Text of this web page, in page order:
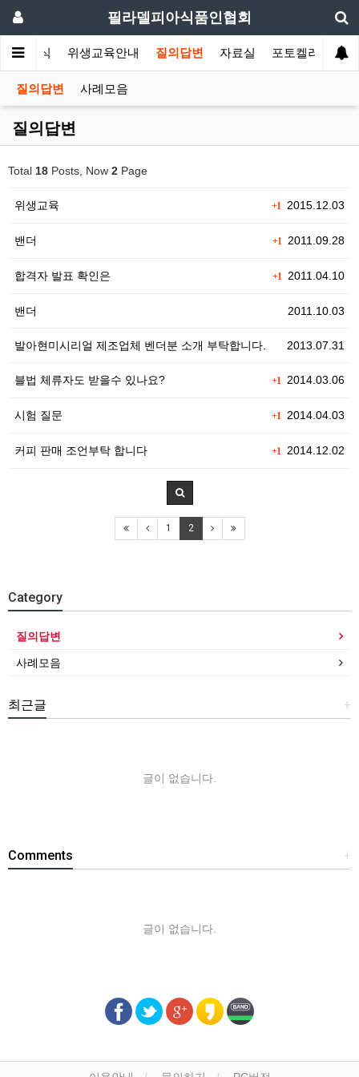
필라델피아식품인협회
협회소식 위생교육안내 질의답변 자료실 포토켈러리
질의답변 사례모음
질의답변
Total 18 Posts, Now 2 Page
+1 2015.12.03
위생교육
+1 2011.09.28
밴더
+1 2011.04.10
합격자 발표 확인은
2011.10.03
밴더
2013.07.31
발아현미시리얼 제조업체 벤더분 소개 부탁합니다.
+1 2014.03.06
블법 체류자도 받을수 있나요?
+1 2014.04.03
시험 질문
+1 2014.12.02
커피 판매 조언부탁 합니다
1 2
Category
질의답변
사례모음
+
최근글
글이 없습니다.
+
Comments
글이 없습니다.